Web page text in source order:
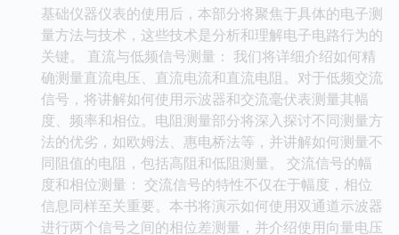
基础仪器仪表的使用后，本部分将聚焦于具体的电子测
量方法与技术，这些技术是分析和理解电子电路行为的
关键。 直流与低频信号测量： 我们将详细介绍如何精
确测量直流电压、直流电流和直流电阻。对于低频交流
信号，将讲解如何使用示波器和交流毫伏表测量其幅
度、频率和相位。电阻测量部分将深入探讨不同测量方
法的优劣，如欧姆法、惠电桥法等，并讲解如何测量不
同阻值的电阻，包括高阻和低阻测量。 交流信号的幅
度和相位测量： 交流信号的特性不仅在于幅度，相位
信息同样至关重要。本书将演示如何使用双通道示波器
进行两个信号之间的相位差测量，并介绍使用向量电压